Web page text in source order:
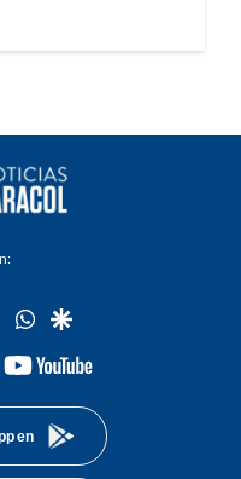
twitterwhatsapp
google
youtube-
en